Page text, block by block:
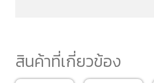
สินค้าที่เกี่ยวข้อง